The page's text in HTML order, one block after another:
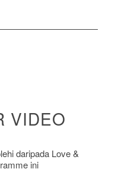
VIDEO
daripada Love &
ini